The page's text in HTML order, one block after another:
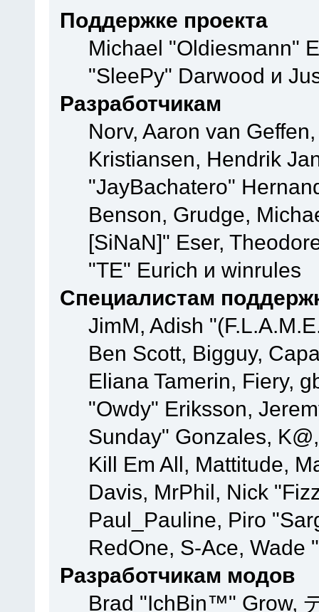
Поддержке проекта
Michael "Oldiesmann"
"SleePy" Darwood и
Разработчикам
Norv, Aaron van
Kristiansen, Hendrik
"JayBachatero"
Benson, Grudge,
[SiNaN]" Eser,
"TE" Eurich и winrules
Специалистам
JimM, Adish
Ben Scott, Bigguy,
Eliana Tamerin, Fiery,
"Owdy" Eriksson,
Sunday" Gonzales,
Kill Em All, Mattitude,
Davis, MrPhil, Nick
Paul_Pauline, Piro
RedOne, S-Ace,
Разработчикам модов
Brad "IchBin™" Grow,